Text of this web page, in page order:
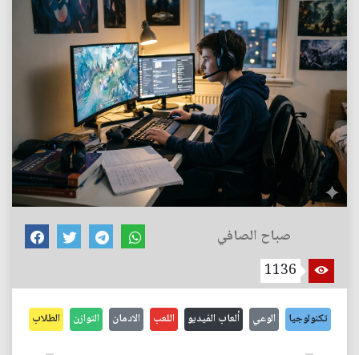
صباح الصافي
1136
تكنولوجيا الوعي ألعاب الفيديو اللعب الادمان التوازن الطلاب